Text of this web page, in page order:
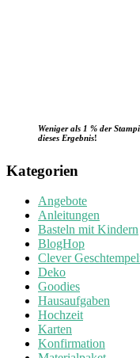
Weniger als 1 % der
dieses Ergebnis!
Kategorien
Angebote
Anleitungen
Basteln mit Kindern
BlogHop
Clever
Deko
Goodies
Hausaufgaben
Hochzeit
Karten
Konfirmation